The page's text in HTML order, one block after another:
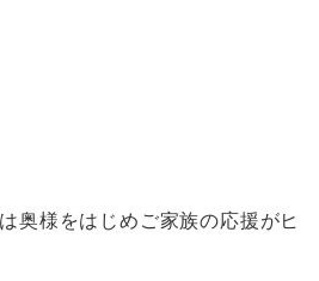
奥様をはじめご家族の応援がヒ